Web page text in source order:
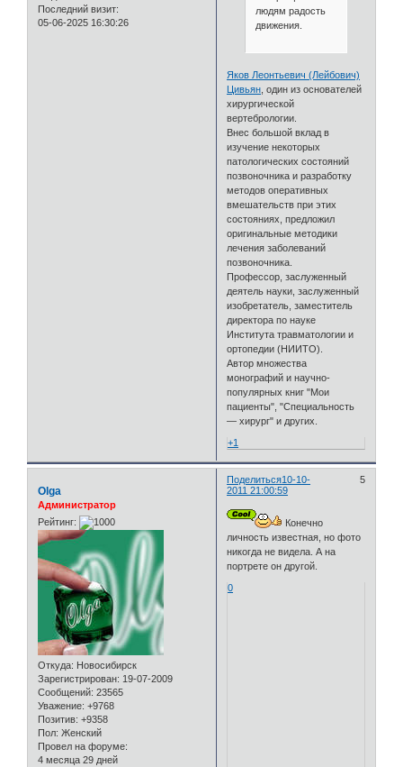
Последний визит:
05-06-2025 16:30:26
людям радость
движения.
Яков Леонтьевич (Лейбович)
Цивьян , один из основателей
хирургической
вертебрологии.
Внес большой вклад в
изучение некоторых
патологических состояний
позвоночника и разработку
методов оперативных
вмешательств при этих
состояниях, предложил
оригинальные методики
лечения заболеваний
позвоночника.
Профессор, заслуженный
деятель науки, заслуженный
изобретатель, заместитель
директора по науке
Института травматологии и
ортопедии (НИИТО).
Автор множества
монографий и научно-
популярных книг "Мои
пациенты", "Специальность
— хирург" и других.
+1
Поделиться 5
10-10-
2011 21:00:59
Olga
Администратор
Рейтинг:
Откуда: Новосибирск
Зарегистрирован: 19-07-2009
Сообщений: 23565
Уважение: +9768
Позитив: +9358
Пол: Женский
Провел на форуме:
4 месяца 29 дней
Конечно
личность известная, но фото
никогда не видела. А на
портрете он другой.
0